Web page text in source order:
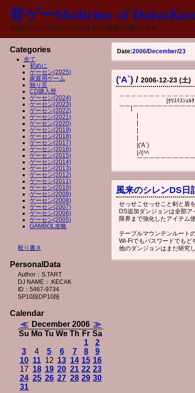
音ゲーMedicine of
日本語コメントはエラーとなりますので英語でお願いします
Date:2006/December/23
('A`) / 2006-12-23 (土)
|ｸﾘｽﾏｽｼｪ
￣￣|￣￣￣￣￣￣￣￣￣￣
|ﾉ(
￣￣￣￣￣￣￣￣￣￣
風来のシレンDS日
せっせこせっせこと剣と盾
DS追加ダンジョンは全部
限界まで強化したアイテム
テーブルマウンテンルート
Wi-Fiでもパスワードでもど
他のダンジョンはまだ研究
Categories
全て
初めに
ゲーセン(2025)
家庭用ゲーム
独り言
CD購入歴
ゲーセン(2024)
ゲーセン(2023)
ゲーセン(2022)
ゲーセン(2021)
ゲーセン(2020)
ゲーセン(2019)
ゲーセン(2018)
ゲーセン(2017)
ゲーセン(2016)
ゲーセン(2015)
ゲーセン(2014)
ゲーセン(2013)
ゲーセン(2012)
ゲーセン(2011)
ゲーセン(2010)
ゲーセン(2009)
ゲーセン(2008)
ゲーセン(2007)
ゲーセン(2006)
ゲーセン(2005)
GAMBOL攻略
殴り書き
PersonalData
Author：S.TART
DJ NAME：.KECAK
ID：5467-9734
SP10段DP10段
Calendar
≪
December 2006 ≫
Su Mo Tu We Th Fr Sa
1
2
3
4 5 6 7 8
9
10 11 12 13 14 15 16
17 18 19 20 21 22 23
24 25 26 27 28 29 30
31